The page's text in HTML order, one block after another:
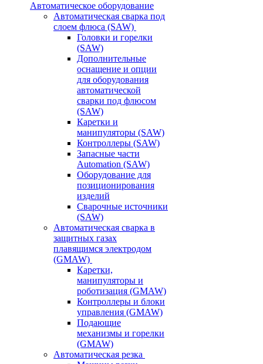
Автоматическое оборудование
Автоматическая сварка под
слоем флюса (SAW)
Головки и горелки
(SAW)
Дополнительные
оснащение и опции
для оборудования
автоматической
сварки под флюсом
(SAW)
Каретки и
манипуляторы (SAW)
Контроллеры (SAW)
Запасные части
Automation (SAW)
Оборудование для
позиционирования
изделий
Сварочные источники
(SAW)
Автоматическая сварка в
защитных газах
плавящимся электродом
(GMAW)
Каретки,
манипуляторы и
роботизация (GMAW)
Контроллеры и блоки
управления (GMAW)
Подающие
механизмы и горелки
(GMAW)
Автоматическая резка